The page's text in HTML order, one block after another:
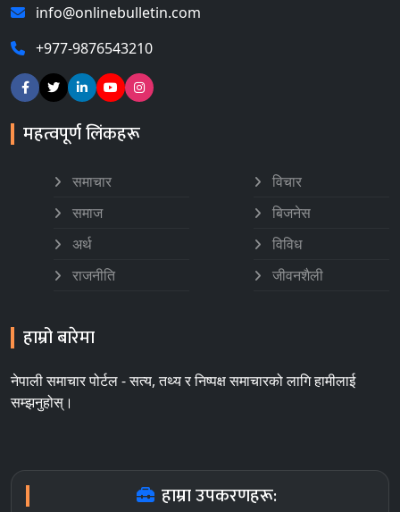
info@onlinebulletin.com
+977-9876543210
महत्वपूर्ण लिंकहरू
समाचार
समाज
अर्थ
राजनीति
विचार
बिजनेस
विविध
जीवनशैली
हाम्रो बारेमा
नेपाली समाचार पोर्टल - सत्य, तथ्य र निष्पक्ष समाचारको लागि हामीलाई
सम्झनुहोस्।
हाम्रा उपकरणहरू: